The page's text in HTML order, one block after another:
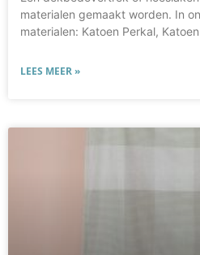
materialen gemaakt worden. In
materialen: Katoen Perkal,
LEES MEER »